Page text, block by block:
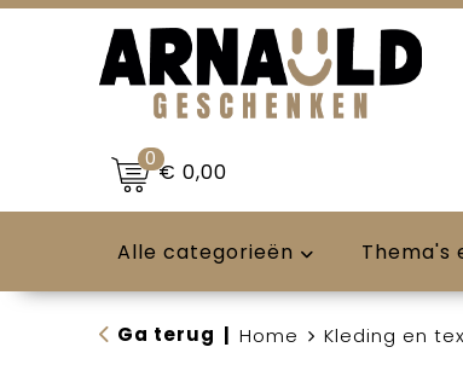
0€ 0,00
Alle categorieën Thema's
Ga terug Home Kleding en